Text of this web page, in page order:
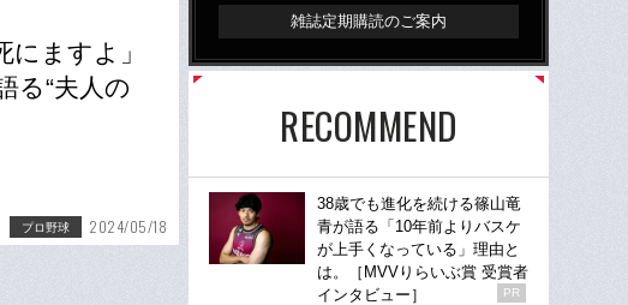
ますよ」
る“夫人の
プロ野球 2024/05/18
雑誌定期購読のご案内
RECOMMEND
38歳でも進化を続ける篠山竜
青が語る「10年前よりバスケ
が上手くなっている」理由と
は。［MVVりらいぶ賞 受賞者
インタビュー］
PR